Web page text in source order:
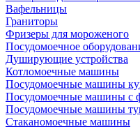
Вафельницы
Граниторы
Фризеры для мороженого
Посудомоечное
Душирующие устройства
Котломоечные машины
Посудомоечные машины
Посудомоечные машины с
Посудомоечные машины
Стаканомоечные машины